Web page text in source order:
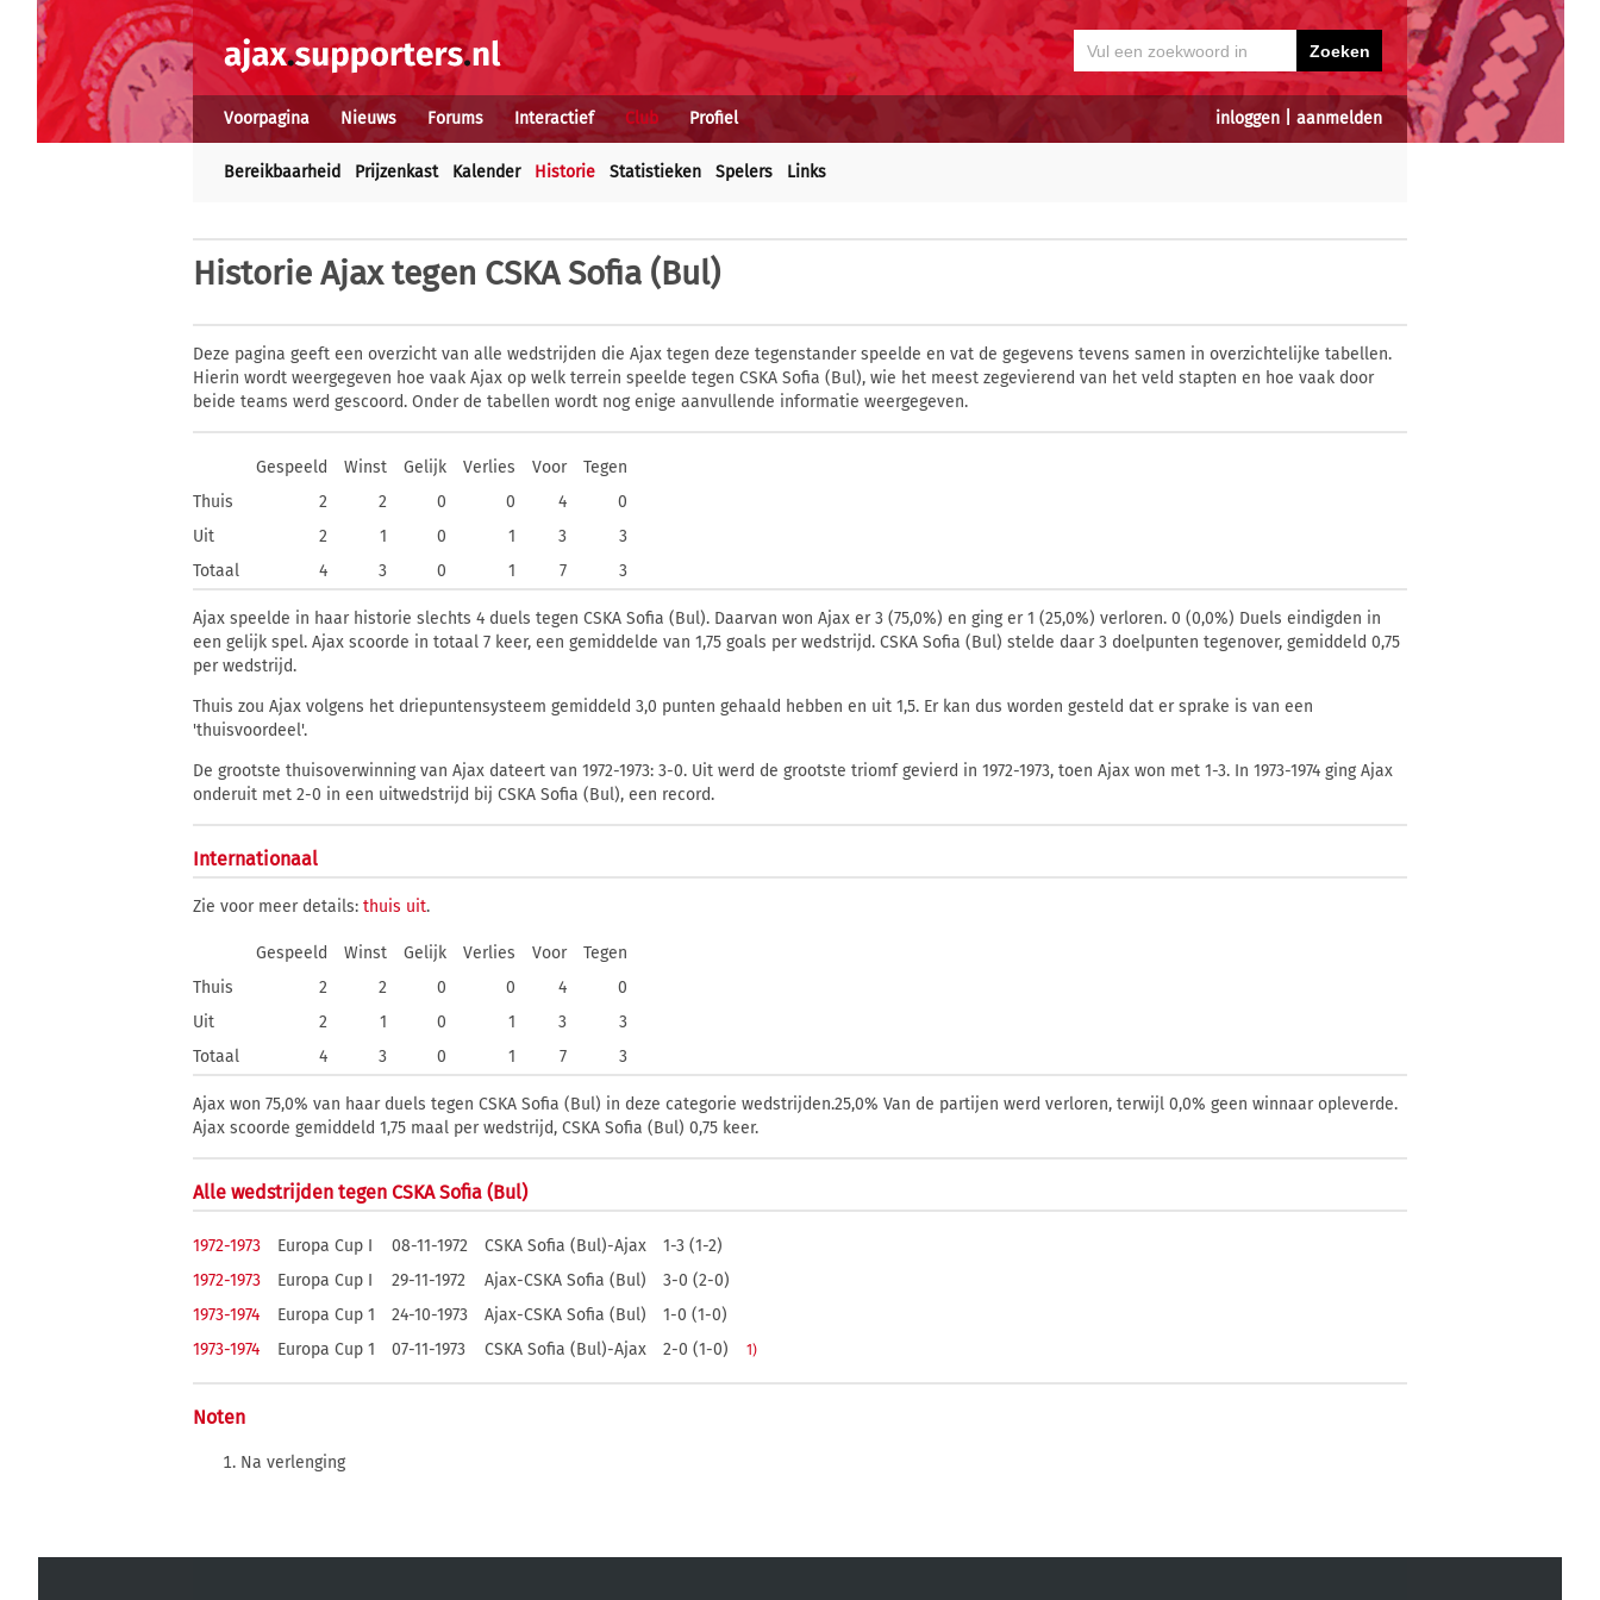
inloggen aanmelden
Voorpagina Nieuws Forums Interactief Club Profiel
Bereikbaarheid Prijzenkast Kalender Historie Statistieken Spelers Links
Historie Ajax tegen CSKA Sofia (Bul)
Deze pagina geeft een overzicht van alle wedstrijden die Ajax tegen deze tegenstander speelde en vat de gegevens tevens samen in overzichtelijke tabellen.
Hierin wordt weergegeven hoe vaak Ajax op welk terrein speelde tegen CSKA Sofia (Bul), wie het meest zegevierend van het veld stapten en hoe vaak door
beide teams werd gescoord. Onder de tabellen wordt nog enige aanvullende informatie weergegeven.
Gespeeld Winst Gelijk Verlies Voor
Tegen
Thuis
2 2 0 0 4
0
Uit
2 1 0 1 3
3
Totaal
4 3 0 1 7 3
Ajax speelde in haar historie slechts 4 duels tegen CSKA Sofia (Bul). Daarvan won Ajax er 3 (75,0%) en ging er 1 (25,0%) verloren. 0 (0,0%) Duels eindigden in
een gelijk spel. Ajax scoorde in totaal 7 keer, een gemiddelde van 1,75 goals per wedstrijd. CSKA Sofia (Bul) stelde daar 3 doelpunten tegenover, gemiddeld 0,75
per wedstrijd.
Thuis zou Ajax volgens het driepuntensysteem gemiddeld 3,0 punten gehaald hebben en uit 1,5. Er kan dus worden gesteld dat er sprake is van een
'thuisvoordeel'.
De grootste thuisoverwinning van Ajax dateert van 1972-1973: 3-0. Uit werd de grootste triomf gevierd in 1972-1973, toen Ajax won met 1-3. In 1973-1974 ging Ajax
onderuit met 2-0 in een uitwedstrijd bij CSKA Sofia (Bul), een record.
Internationaal
Zie voor meer details: thuis uit.
Gespeeld Winst Gelijk Verlies Voor
Tegen
Thuis
2 2 0 0 4
0
Uit
2 1 0 1 3
3
Totaal
4 3 0 1 7 3
Ajax won 75,0% van haar duels tegen CSKA Sofia (Bul) in deze categorie wedstrijden.25,0% Van de partijen werd verloren, terwijl 0,0% geen winnaar opleverde.
Ajax scoorde gemiddeld 1,75 maal per wedstrijd, CSKA Sofia (Bul) 0,75 keer.
Alle wedstrijden tegen CSKA Sofia (Bul)
1972-1973 Europa Cup I 08-11-1972 CSKA Sofia (Bul)-Ajax
1-3 (1-2)
1972-1973
Europa Cup I 29-11-1972 Ajax-CSKA Sofia (Bul)
3-0 (2-0)
1973-1974
Europa Cup 1 24-10-1973 Ajax-CSKA Sofia (Bul)
1-0 (1-0)
1973-1974
Europa Cup 1 07-11-1973 CSKA Sofia (Bul)-Ajax 2-0 (1-0) 1)
Noten
Na verlenging